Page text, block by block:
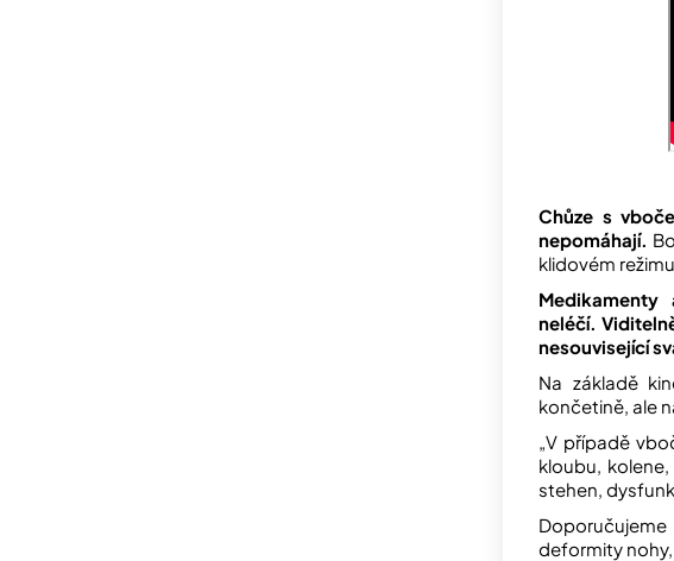
Chůze s
nepomáhají.
klidovém
neléčí.
nesouvisející
Na základě
končetině, ale
„V případě
kloubu,
stehen,
deformity nohy,